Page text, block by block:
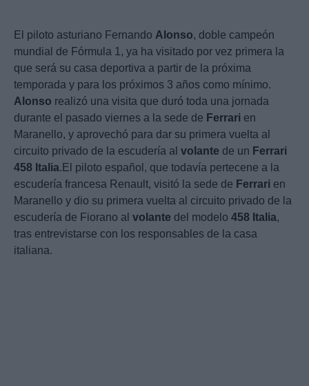
El piloto asturiano Fernando Alonso, doble campeón
mundial de Fórmula 1, ya ha visitado por vez primera la
que será su casa deportiva a partir de la próxima
temporada y para los próximos 3 años como mínimo.
Alonso realizó una visita que duró toda una jornada
durante el pasado viernes a la sede de Ferrari en
Maranello, y aprovechó para dar su primera vuelta al
circuito privado de la escudería al volante de un Ferrari
458 Italia.El piloto español, que todavía pertecene a la
escudería francesa Renault, visitó la sede de Ferrari en
Maranello y dio su primera vuelta al circuito privado de la
escudería de Fiorano al volante del modelo 458 Italia,
tras entrevistarse con los responsables de la casa
italiana.